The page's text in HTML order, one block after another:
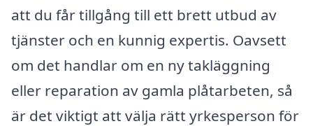
att du får tillgång till ett brett utbud av
tjänster och en kunnig expertis. Oavsett
om det handlar om en ny takläggning
eller reparation av gamla plåtarbeten, så
är det viktigt att välja rätt yrkesperson för